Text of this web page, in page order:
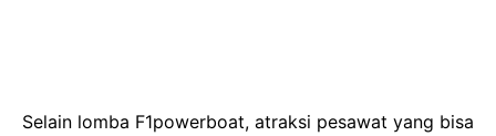
Selain lomba F1powerboat, atraksi pesawat yang bisa